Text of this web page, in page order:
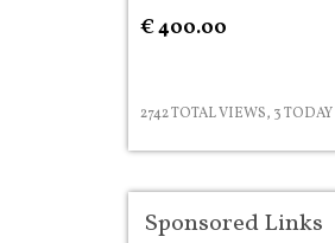
€ 400.00
2742 TOTAL VIEWS, 3 TODAY
Sponsored Links